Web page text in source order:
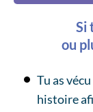
Si
ou
Tu as
histoire